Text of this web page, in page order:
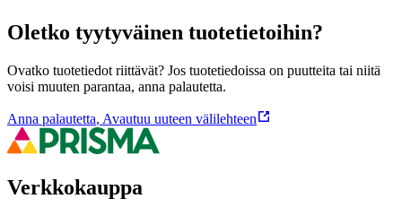
Oletko tyytyväinen tuotetietoihin?
Ovatko tuotetiedot riittävät? Jos tuotetiedoissa on puutteita tai niitä
voisi muuten parantaa, anna palautetta.
Anna palautetta, Avautuu uuteen välilehteen
Verkkokauppa